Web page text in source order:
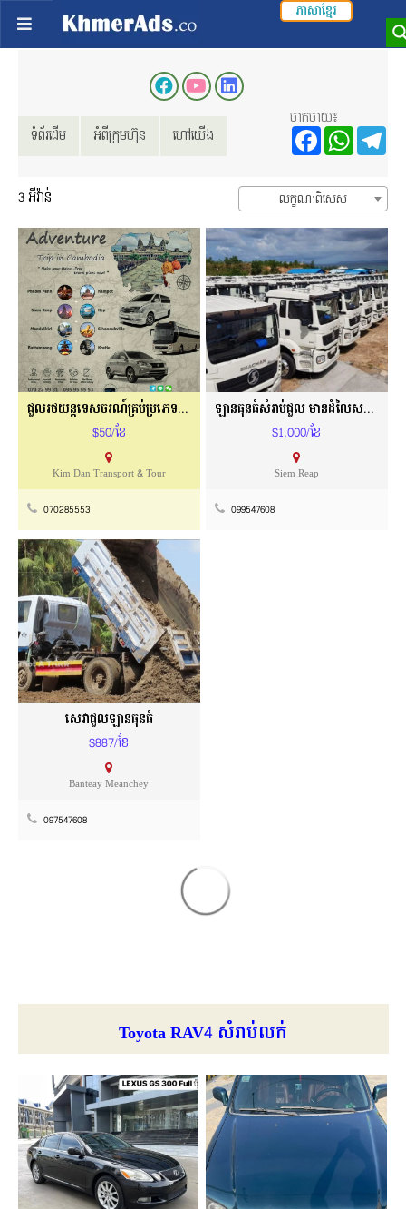
ភាសាខ្មែរ
ទំព័រដើម អំពីក្រុមហ៊ុន ហៅយើង
ចាកចាយ៖
លក្ខណៈពិសេស
3អីវ៉ាន់
ជួលរថយន្តទេសចរណ៍គ្រប់ប្រភេទ Kim Dan Transport
$50/ខែ
Kim Dan Transport & Tour
070285553
ឡានធុនធំសំរាប់ជួល មានដំលៃសមរម្យ
$1,000/ខែ
Siem Reap
099547608
សេវាជួលឡានធុនធំ
$887/ខែ
Banteay Meanchey
097547608
Toyota RAV4 សំរាប់លក់